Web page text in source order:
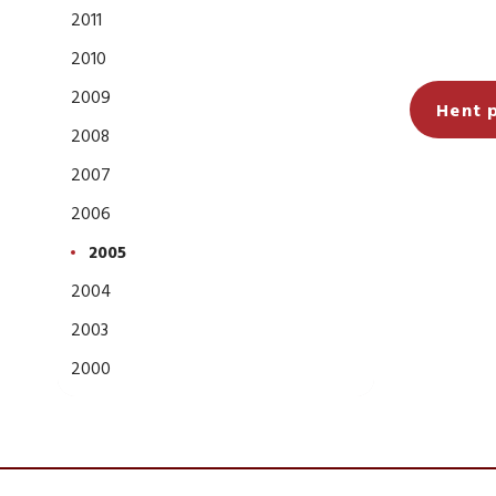
2011
2010
2009
2008
2007
2006
2005
2004
2003
2000
Hent